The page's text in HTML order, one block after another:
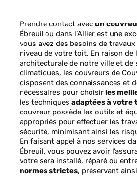
Prendre contact avec un
Ébreuil ou dans l’Allier est une
vous avez des besoins de travaux
niveau de votre toit. En raison de
architecturale de notre ville et de
climatiques, les couvreurs de
disposent des connaissances et
nécessaires pour choisirles
les techniques adaptées à votre
couvreur possède les outils et
appropriés pour effectuer les
sécurité, minimisant ainsi les
En faisant appel à nos services
Ébreuil, vous pouvez avoir
votre sera installé, réparé ou
normes strictes, préservant